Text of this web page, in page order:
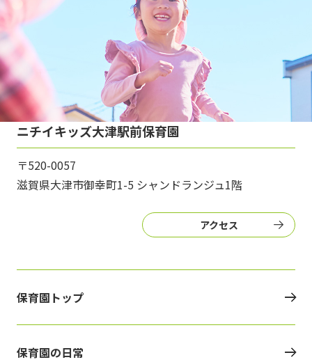
ニチイキッズ大津駅前保育園
〒520-0057
滋賀県大津市御幸町1-5 シャンドランジュ1階
アクセス
保育園トップ
保育園の日常